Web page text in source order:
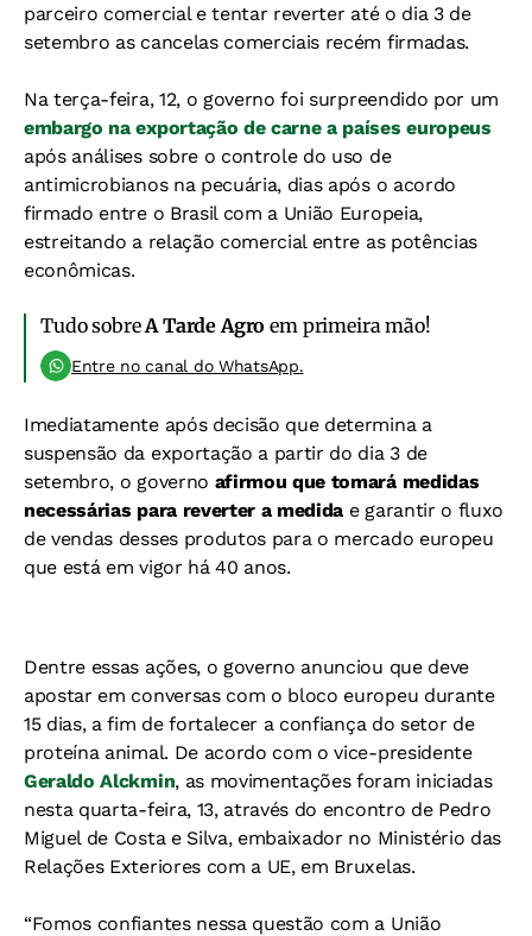
parceiro comercial e tentar reverter até o dia 3 de
setembro as cancelas comerciais recém firmadas.
Na terça-feira, 12, o governo foi surpreendido por um
embargo na exportação de carne a países europeus
após análises sobre o controle do uso de
antimicrobianos na pecuária, dias após o acordo
firmado entre o Brasil com a União Europeia,
estreitando a relação comercial entre as potências
econômicas.
Tudo sobreA Tarde Agro em primeira mão!
Entre no canal do WhatsApp.
Imediatamente após decisão que determina a
suspensão da exportação a partir do dia 3 de
setembro, o governo afirmou que tomará medidas
necessárias para reverter a medida e garantir o fluxo
de vendas desses produtos para o mercado europeu
que está em vigor há 40 anos.
Dentre essas ações, o governo anunciou que deve
apostar em conversas com o bloco europeu durante
15 dias, a fim de fortalecer a confiança do setor de
proteína animal. De acordo com o vice-presidente
Geraldo Alckmin, as movimentações foram iniciadas
nesta quarta-feira, 13, através do encontro de Pedro
Miguel de Costa e Silva, embaixador no Ministério das
Relações Exteriores com a UE, em Bruxelas.
“Fomos confiantes nessa questão com a União